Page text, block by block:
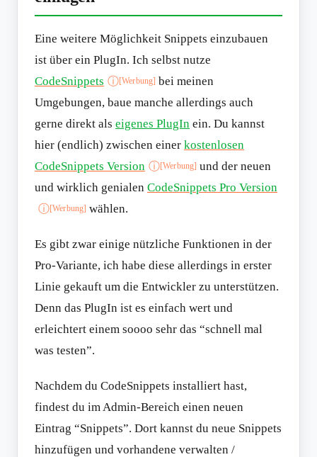
Eine weitere Möglichkeit Snippets einzubauen
ist über ein PlugIn. Ich selbst nutze
CodeSnippets ⓘ[Werbung] bei meinen
Umgebungen, baue manche allerdings auch
gerne direkt als eigenes PlugIn ein. Du kannst
hier (endlich) zwischen einer kostenlosen
CodeSnippets Version ⓘ[Werbung] und der neuen
und wirklich genialen CodeSnippets Pro Version
ⓘ[Werbung] wählen.
Es gibt zwar einige nützliche Funktionen in der
Pro-Variante, ich habe diese allerdings in erster
Linie gekauft um die Entwickler zu unterstützen.
Denn das PlugIn ist es einfach wert und
erleichtert einem soooo sehr das “schnell mal
was testen”.
Nachdem du CodeSnippets installiert hast,
findest du im Admin-Bereich einen neuen
Eintrag “Snippets”. Dort kannst du neue Snippets
hinzufügen und vorhandene verwalten /